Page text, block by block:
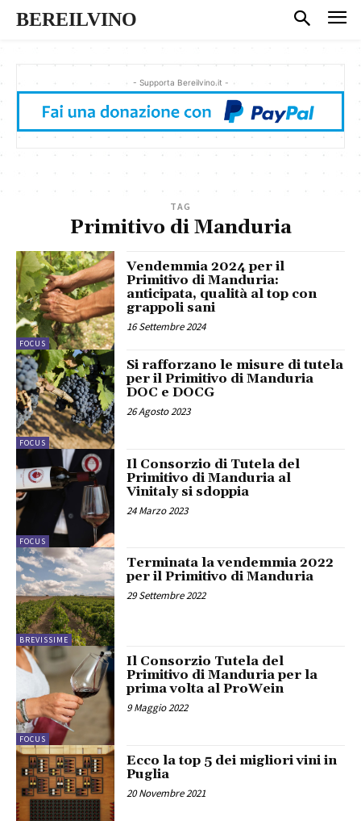
BEREILVINO
- Supporta Bereilvino.it -
TAG
Primitivo di Manduria
FOCUS
Vendemmia 2024 per il
Primitivo di Manduria:
anticipata, qualità al top con
grappoli sani
16 Settembre 2024
FOCUS
Si rafforzano le misure di tutela
per il Primitivo di Manduria
DOC e DOCG
26 Agosto 2023
FOCUS
Il Consorzio di Tutela del
Primitivo di Manduria al
Vinitaly si sdoppia
24 Marzo 2023
BREVISSIME
Terminata la vendemmia 2022
per il Primitivo di Manduria
29 Settembre 2022
FOCUS
Il Consorzio Tutela del
Primitivo di Manduria per la
prima volta al ProWein
9 Maggio 2022
Ecco la top 5 dei migliori vini in
Puglia
20 Novembre 2021